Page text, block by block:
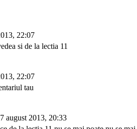
22:07
si de la lectia 11
22:07
tau
august 2013, 20:33